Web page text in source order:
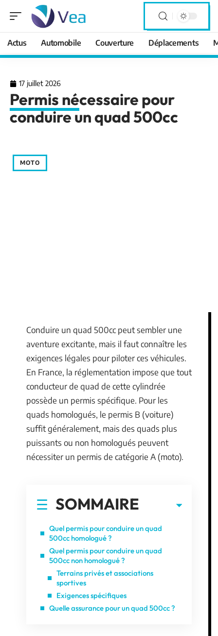
Actus Automobile Couverture Déplacements
17 juillet 2026
Permis nécessaire pour
conduire un quad 500cc
MOTO
Conduire un quad 500cc peut sembler une
aventure excitante, mais il faut connaître les
exigences légales pour piloter ces véhicules.
En France, la réglementation impose que tout
conducteur de quad de cette cylindrée
possède un permis spécifique. Pour les
quads homologués, le permis B (voiture)
suffit généralement, mais des quads plus
puissants ou non homologués peuvent
nécessiter un permis de catégorie A (moto).
SOMMAIRE
Quel permis pour conduire un quad
500cc homologué ?
Quel permis pour conduire un quad
500cc non homologué ?
Terrains privés et associations
sportives
Exigences spécifiques
Quelle assurance pour un quad 500cc ?